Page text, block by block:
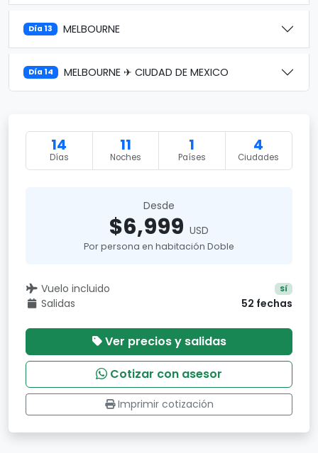
Día 13 MELBOURNE
Día 14 MELBOURNE ✈ CIUDAD DE MEXICO
14
Días
11
Noches
1
Países
4
Ciudades
Desde
$6,999 USD
Por persona en habitación Doble
Vuelo incluido Sí
Salidas 52 fechas
Ver precios y salidas
Cotizar con asesor
Imprimir cotización